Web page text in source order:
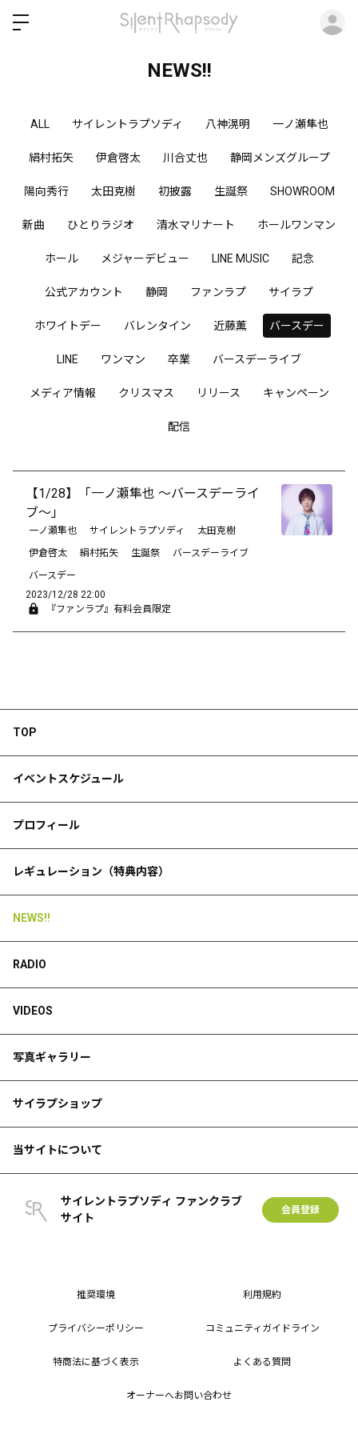
NEWS!!
ALL サイレントラプソディ 八神滉明 一ノ瀬隼也
絹村拓矢 伊倉啓太 川合丈也 静岡メンズグループ
陽向秀行 太田克樹 初披露 生誕祭 SHOWROOM
新曲 ひとりラジオ 清水マリナート ホールワンマン
ホール メジャーデビュー LINE MUSIC 記念
公式アカウント 静岡 ファンラプ サイラプ
ホワイトデー バレンタイン 近藤薫 バースデー
LINE ワンマン 卒業 バースデーライブ
メディア情報 クリスマス リリース キャンペーン
配信
【1/28】「一ノ瀬隼也 ～バースデーライ
ブ～」
一ノ瀬隼也 サイレントラプソディ
太田克樹
伊倉啓太
絹村拓矢 生誕祭
バースデーライブ
バースデー
2023/12/28 22:00
『ファンラプ』有料会員限定
TOP
イベントスケジュール
プロフィール
レギュレーション（特典内容）
NEWS!!
RADIO
VIDEOS
写真ギャラリー
サイラプショップ
当サイトについて
サイレントラプソディ ファンクラブ
サイト
会員登録
推奨環境 利用規約
プライバシーポリシー コミュニティガイドライン
特商法に基づく表示 よくある質問
オーナーへお問い合わせ